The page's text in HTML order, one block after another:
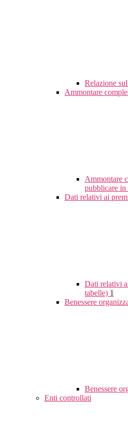
Relazione
Ammontare
Ammontare
pubblicare in
Dati relativi ai
Dati relativi
tabelle) 1
Benessere
Benessere
Enti controllati